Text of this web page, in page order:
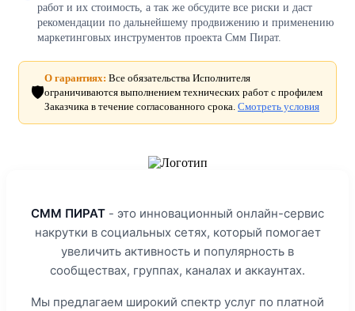
работ и их стоимость, а так же обсудите все риски и даст
рекомендации по дальнейшему продвижению и применению
маркетинговых инструментов проекта Смм Пират.
🛡️
О гарантиях: Все обязательства Исполнителя
ограничиваются выполнением технических работ с профилем
Заказчика в течение согласованного срока. Смотреть условия
СММ ПИРАТ - это инновационный онлайн-сервис
накрутки в социальных сетях, который помогает
увеличить активность и популярность в
сообществах, группах, каналах и аккаунтах.
Мы предлагаем широкий спектр услуг по платной